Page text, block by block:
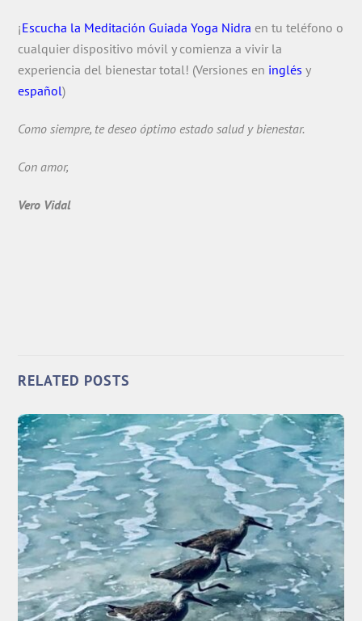
¡Escucha la Meditación Guiada Yoga Nidra en tu teléfono o
cualquier dispositivo móvil y comienza a vivir la
experiencia del bienestar total! (Versiones en inglés y
español)
Como siempre, te deseo óptimo estado salud y bienestar.
Con amor,
Vero Vidal
RELATED POSTS